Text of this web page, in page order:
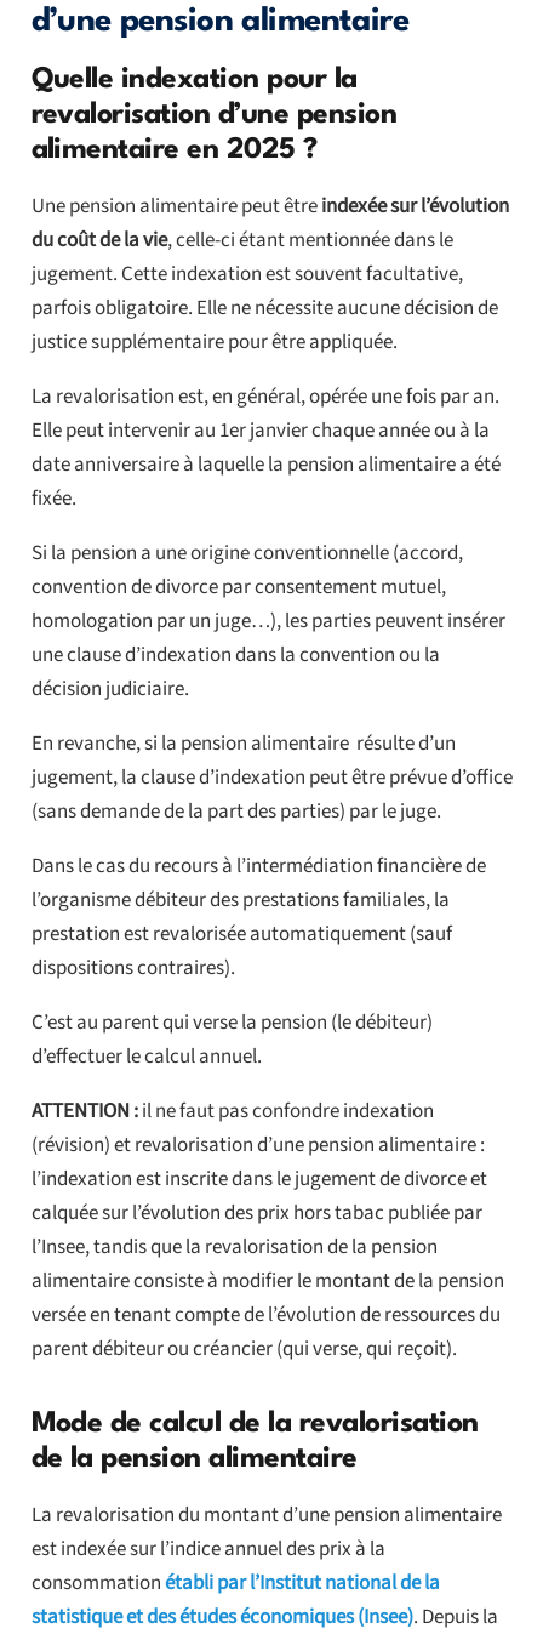
d’une pension alimentaire
Quelle indexation pour la
revalorisation d’une pension
alimentaire en 2025 ?
Une pension alimentaire peut êtreindexée sur l’évolution
du coût de la vie, celle-ci étant mentionnée dans le
jugement. Cette indexation est souvent facultative,
parfois obligatoire. Elle ne nécessite aucune décision de
justice supplémentaire pour être appliquée.
La revalorisation est, en général, opérée une fois par an.
Elle peut intervenir au 1er janvier chaque année ou à la
date anniversaire à laquelle la pension alimentaire a été
fixée.
Si la pension a une origine conventionnelle (accord,
convention de divorce par consentement mutuel,
homologation par un juge…), les parties peuvent insérer
une clause d’indexation dans la convention ou la
décision judiciaire.
En revanche, si la pension alimentaire résulte d’un
jugement, la clause d’indexation peut être prévue d’office
(sans demande de la part des parties) par le juge.
Dans le cas du recours à l’intermédiation financière de
l’organisme débiteur des prestations familiales, la
prestation est revalorisée automatiquement (sauf
dispositions contraires).
C’est au parent qui verse la pension (le débiteur)
d’effectuer le calcul annuel.
ATTENTION :il ne faut pas confondre indexation
(révision) et revalorisation d’une pension alimentaire :
l’indexation est inscrite dans le jugement de divorce et
calquée sur l’évolution des prix hors tabac publiée par
l’Insee, tandis que la revalorisation de la pension
alimentaire consiste à modifier le montant de la pension
versée en tenant compte de l’évolution de ressources du
parent débiteur ou créancier (qui verse, qui reçoit).
Mode de calcul de la revalorisation
de la pension alimentaire
La revalorisation du montant d’une pension alimentaire
est indexée sur l’indice annuel des prix à la
consommationétabli par l’Institut national de la
statistique et des études économiques (Insee). Depuis la